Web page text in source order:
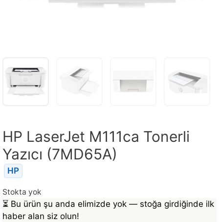
HP LaserJet M111ca Tonerli
Yazıcı (7MD65A)
HP
Stokta yok
⏳ Bu ürün şu anda elimizde yok — stoğa girdiğinde ilk
haber alan siz olun!